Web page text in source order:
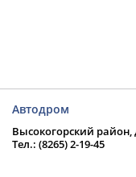
Автодром
Высокогорский район,
Тел.: (8265) 2-19-45